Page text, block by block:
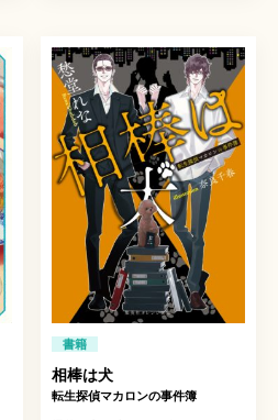
書籍
相棒は犬
転生探偵マカロンの事件簿